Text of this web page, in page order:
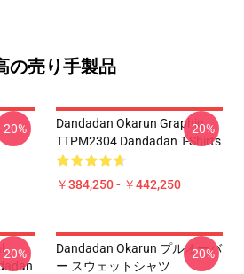
の売り手製品
-20%
Dandadan Okarun Graphic
TTPM2304 Dandadan T-Shirts
￥384,250 - ￥442,250
-20%
-20%
Dandadan Okarun プルオーバ
ー スウェットシャツ
-20%